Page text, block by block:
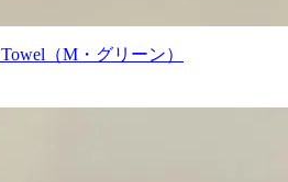
（M・グリーン）